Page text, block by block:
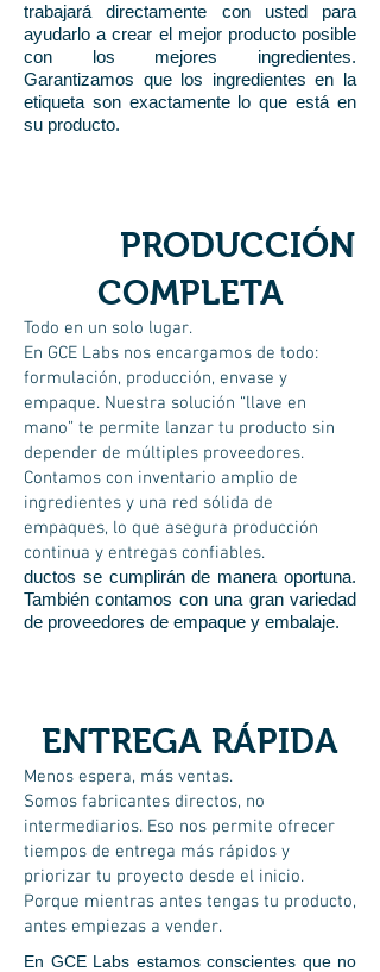
trabajará directamente con usted para
ayudarlo a crear el mejor producto posible
con los mejores ingredientes.
Garantizamos que los ingredientes en la
etiqueta son exactamente lo que está en
su producto.
PRODUCCIÓN
COMPLETA
Todo en un solo lugar.
En GCE Labs nos encargamos de todo:
formulación, producción, envase y
empaque. Nuestra solución “llave en
mano” te permite lanzar tu producto sin
depender de múltiples proveedores.
Contamos con inventario amplio de
ingredientes y una red sólida de
empaques, lo que asegura producción
continua y entregas confiables.
ductos se cumplirán de manera oportuna.
También contamos con una gran variedad
de proveedores de empaque y embalaje.
ENTREGA RÁPIDA
Menos espera, más ventas.
Somos fabricantes directos, no
intermediarios. Eso nos permite ofrecer
tiempos de entrega más rápidos y
priorizar tu proyecto desde el inicio.
Porque mientras antes tengas tu producto,
antes empiezas a vender.
En GCE Labs estamos conscientes que no